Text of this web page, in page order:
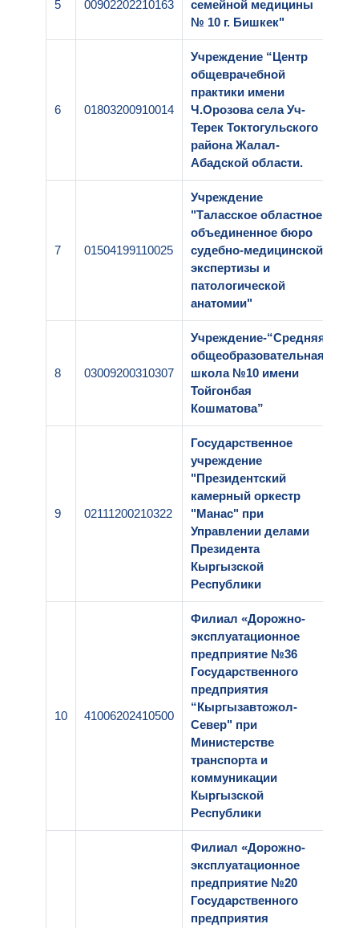
5 00902202210163
семейной медицины
№ 10 г. Бишкек"
6 01803200910014
Учреждение “Центр
общеврачебной
практики имени
Ч.Орозова села Уч-
Терек Токтогульского
района Жалал-
Абадской области.
7 01504199110025
Учреждение
"Таласское областное
объединенное бюро
судебно-медицинской
экспертизы и
патологической
анатомии"
8 03009200310307
Учреждение-“Средняя
общеобразовательная
школа №10 имени
Тойгонбая
Кошматова”
9 02111200210322
Государственное
учреждение
"Президентский
камерный оркестр
"Манас" при
Управлении делами
Президента
Кыргызской
Республики
10 41006202410500
Филиал «Дорожно-
эксплуатационное
предприятие №36
Государственного
предприятия
“Кыргызавтожол-
Север" при
Министерстве
транспорта и
коммуникации
Кыргызской
Республики
Филиал «Дорожно-
эксплуатационное
предприятие №20
Государственного
предприятия